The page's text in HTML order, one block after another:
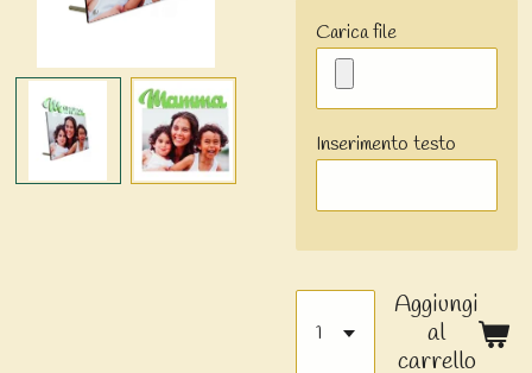
Carica file
Inserimento testo
Aggiungi
al
carrello